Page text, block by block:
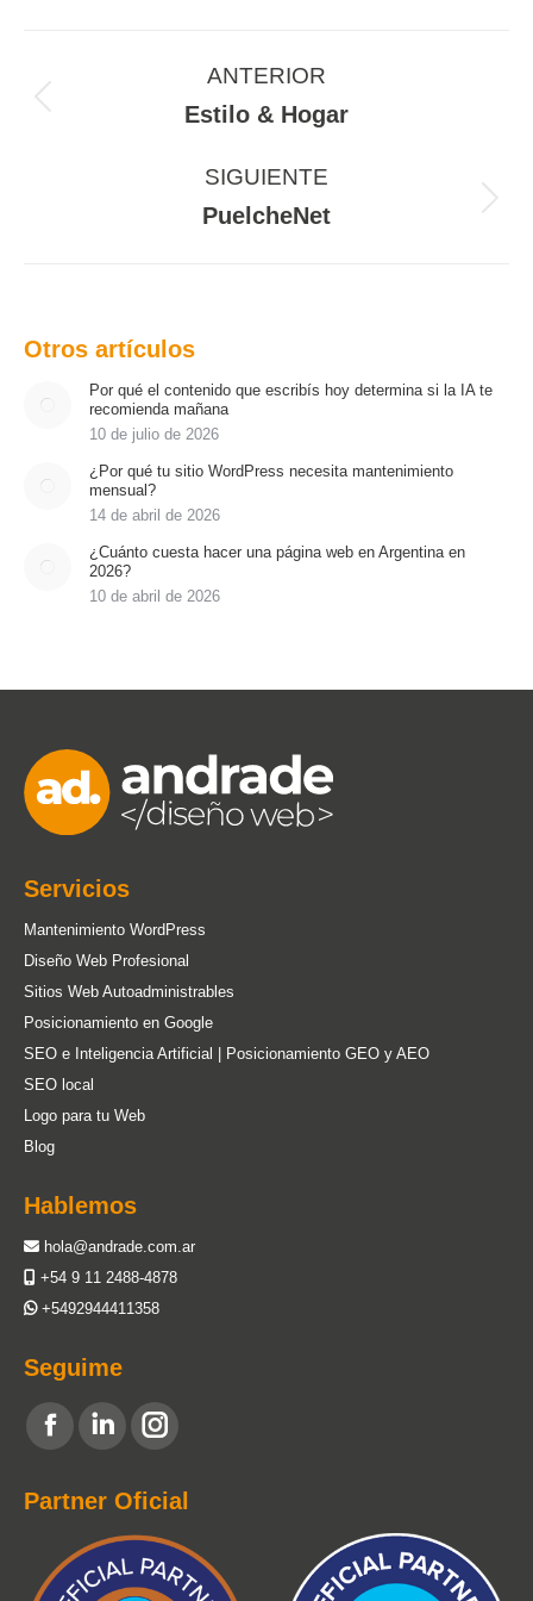
proyectos
ANTERIOR
Proyecto
Estilo & Hogar
SIGUIENTE
Proyecto
PuelcheNet
Otros artículos
Por qué el contenido que escribís hoy determina si la IA te
recomienda mañana
10 de julio de 2026
¿Por qué tu sitio WordPress necesita mantenimiento
mensual?
14 de abril de 2026
¿Cuánto cuesta hacer una página web en Argentina en
2026?
10 de abril de 2026
Servicios
Mantenimiento WordPress
Diseño Web Profesional
Sitios Web Autoadministrables
Posicionamiento en Google
SEO e Inteligencia Artificial | Posicionamiento GEO y AEO
SEO local
Logo para tu Web
Blog
Hablemos
hola@andrade.com.ar
+54 9 11 2488-4878
+5492944411358
Seguime
Encuéntranos en:
Facebook
opens
new
window
Linkedin
opens
new
window
Instagram
opens
in
new
window
Partner Oficial